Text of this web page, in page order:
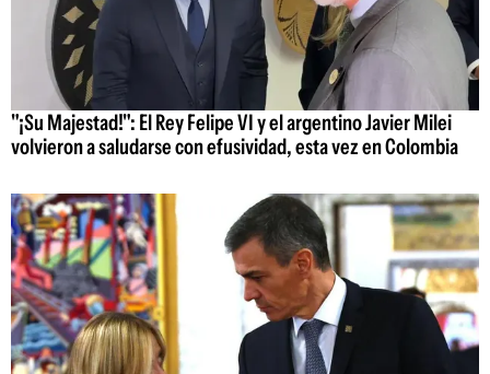
"¡Su Majestad!": El Rey Felipe VI y el argentino Javier Milei
volvieron a saludarse con efusividad, esta vez en Colombia